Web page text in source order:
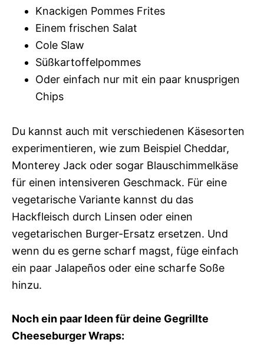
Knackigen Pommes Frites
Einem frischen Salat
Cole Slaw
Süßkartoffelpommes
Oder einfach nur mit ein paar knusprigen
Chips
Du kannst auch mit verschiedenen Käsesorten
experimentieren, wie zum Beispiel Cheddar,
Monterey Jack oder sogar Blauschimmelkäse
für einen intensiveren Geschmack. Für eine
vegetarische Variante kannst du das
Hackfleisch durch Linsen oder einen
vegetarischen Burger-Ersatz ersetzen. Und
wenn du es gerne scharf magst, füge einfach
ein paar Jalapeños oder eine scharfe Soße
hinzu.
Noch ein paar Ideen für deine Gegrillte
Cheeseburger Wraps: